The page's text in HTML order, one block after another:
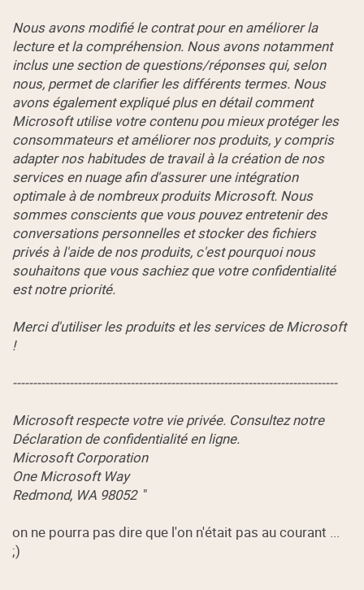
Nous avons modifié le contrat pour en améliorer la
lecture et la compréhension. Nous avons notamment
inclus une section de questions/réponses qui, selon
nous, permet de clarifier les différents termes. Nous
avons également expliqué plus en détail comment
Microsoft utilise votre contenu pou mieux protéger les
consommateurs et améliorer nos produits, y compris
adapter nos habitudes de travail à la création de nos
services en nuage afin d'assurer une intégration
optimale à de nombreux produits Microsoft. Nous
sommes conscients que vous pouvez entretenir des
conversations personnelles et stocker des fichiers
privés à l'aide de nos produits, c'est pourquoi nous
souhaitons que vous sachiez que votre confidentialité
est notre priorité.
Merci d'utiliser les produits et les services de Microsoft
!
--------------------------------------------------------------------------------
Microsoft respecte votre vie privée. Consultez notre
Déclaration de confidentialité en ligne.
Microsoft Corporation
One Microsoft Way
Redmond, WA 98052"
on ne pourra pas dire que l'on n'était pas au courant ...
;)